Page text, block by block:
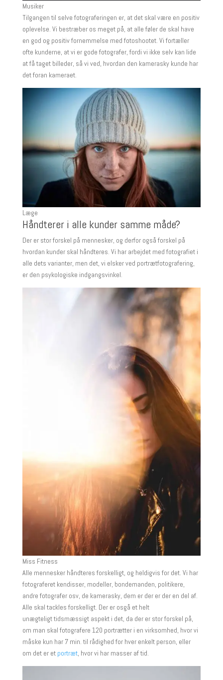
Musiker
Tilgangen til selve fotograferingen er, at det skal være en positiv
oplevelse. Vi bestræber os meget på, at alle føler de skal have
en god og positiv fornemmelse med fotoshootet. Vi fortæller
ofte kunderne, at vi er gode fotografer, fordi vi ikke selv kan lide
at få taget billeder, så vi ved, hvordan den kamerasky kunde har
det foran kameraet.
Læge
Håndterer i alle kunder samme måde?
Der er stor forskel på mennesker, og derfor også forskel på
hvordan kunder skal håndteres. Vi har arbejdet med fotografiet i
alle dets varianter, men det, vi elsker ved portrætfotografering,
er den psykologiske indgangsvinkel.
Miss Fitness
Alle mennesker håndteres forskelligt, og heldigvis for det. Vi har
fotograferet kendisser, modeller, bondemanden, politikere,
andre fotografer osv, de kamerasky, dem er der er der en del af.
Alle skal tackles forskelligt. Der er osgå et helt
unægteligt tidsmæssigt aspekt i det, da der er stor forskel på,
om man skal fotografere 120 portrætter i en virksomhed, hvor vi
måske kun har 7 min. til rådighed for hver enkelt person, eller
om det er et portræt, hvor vi har masser af tid.